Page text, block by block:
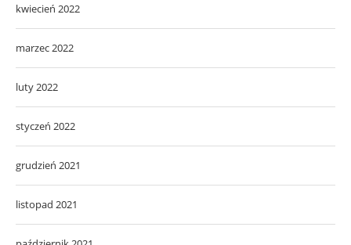
kwiecień 2022
marzec 2022
luty 2022
styczeń 2022
grudzień 2021
listopad 2021